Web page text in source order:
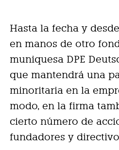
Hasta la fecha y
en manos de otro
muniquesa DPE
que mantendrá una
minoritaria en la
modo, en la firma
cierto número de
fundadores y